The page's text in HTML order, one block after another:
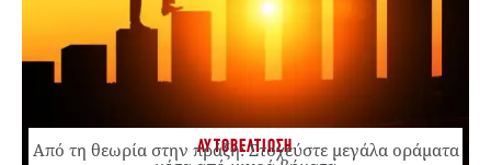
ΑΥΤΟΒΕΛΤΙΩΣΗ
Από τη θεωρία στην πράξη: Στοχεύστε μεγάλα οράματα